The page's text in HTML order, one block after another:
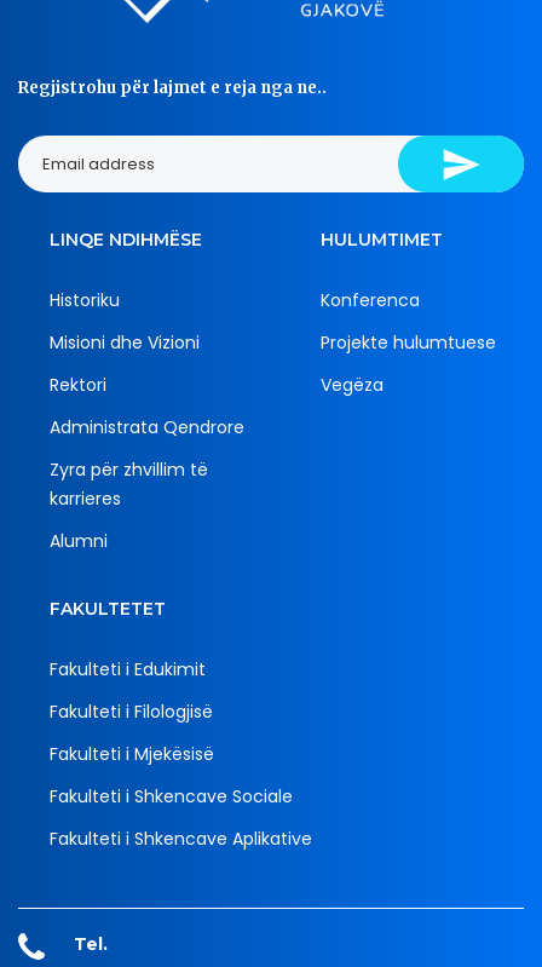
Regjistrohu për lajmet e reja nga ne..
LINQE NDIHMËSE
Historiku
Misioni dhe Vizioni
Rektori
Administrata Qendrore
Zyra për zhvillim të
karrieres
Alumni
HULUMTIMET
Konferenca
Projekte hulumtuese
Vegëza
FAKULTETET
Fakulteti i Edukimit
Fakulteti i Filologjisë
Fakulteti i Mjekësisë
Fakulteti i Shkencave Sociale
Fakulteti i Shkencave Aplikative
Tel.